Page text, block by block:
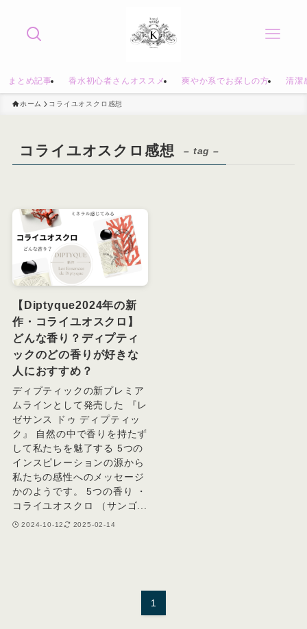
まとめ記事 香水初心者さんオススメ 爽やか系でお探しの方 清潔
ホーム コライユオスクロ感想
コライユオスクロ感想 – tag –
【Diptyque2024年の新
作・コライユオスクロ】
どんな香り？ディプティ
ックのどの香りが好きな
人におすすめ？
ディプティックの新プレミア
ムラインとして発売した 『レ
ゼサンス ドゥ ディプティッ
ク』 自然の中で香りを持たず
して私たちを魅了する 5つの
インスピレーションの源から
私たちの感性へのメッセージ
かのようです。 5つの香り ・
コライユオスクロ （サンゴ...
2024-10-12 2025-02-14
1